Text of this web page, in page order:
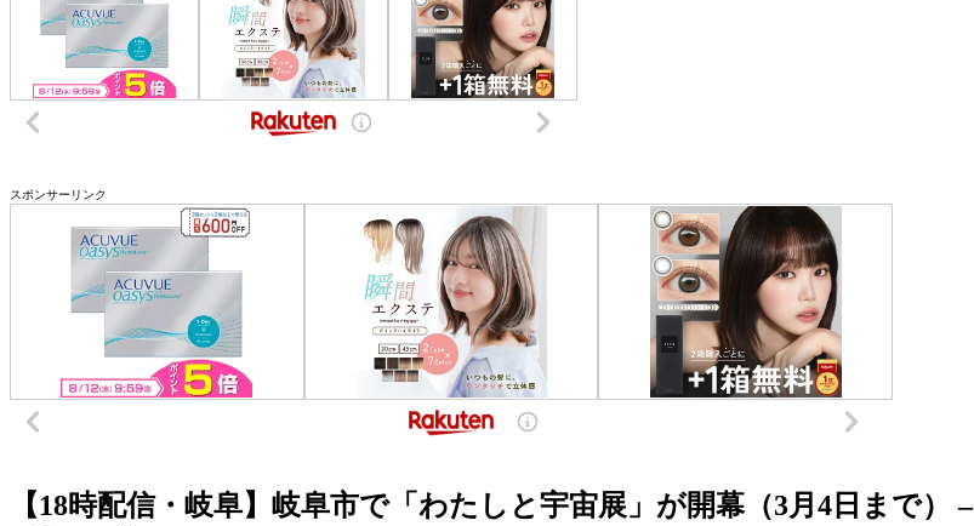
スポンサーリンク
【18時配信・岐阜】岐阜市で「わたしと宇宙展」が開幕（3月4日まで） –